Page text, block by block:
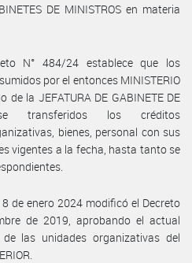
DE MINISTROS en materia
N° 484/24 establece que los
por el entonces MINISTERIO
de la JEFATURA DE GABINETE DE
transferidos los créditos
bienes, personal con sus
vigentes a la fecha, hasta tanto se
de enero 2024 modificó el Decreto
de 2019, aprobando el actual
las unidades organizativas del